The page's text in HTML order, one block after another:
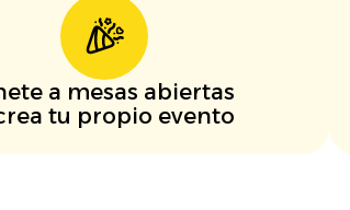
a mesas abiertas
tu propio evento